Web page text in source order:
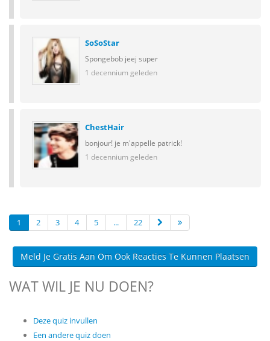
SoSoStar
Spongebob jeej super
1 decennium geleden
ChestHair
bonjour! je m'appelle patrick!
1 decennium geleden
1 2 3 4 5 ... 22
Meld Je Gratis Aan Om Ook Reacties Te Kunnen Plaatsen
WAT WIL JE NU DOEN?
Deze quiz invullen
Een andere quiz doen